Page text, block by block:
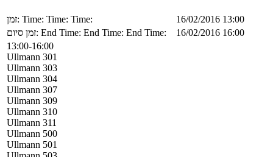
זמן: Time: Time: Time:
16/02/2016 13:00
זמן סיום: End Time: End Time: End Time:
16/02/2016 16:00
13:00-16:00
Ullmann 301
Ullmann 303
Ullmann 304
Ullmann 307
Ullmann 309
Ullmann 310
Ullmann 311
Ullmann 500
Ullmann 501